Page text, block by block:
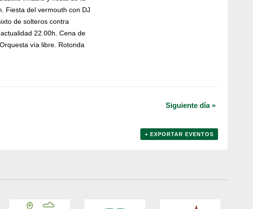
Fiesta del vermouth con DJ
de solteros contra
22.00h. Cena de
vía libre. Rotonda
Siguiente día»
+ EXPORTAR EVENTOS